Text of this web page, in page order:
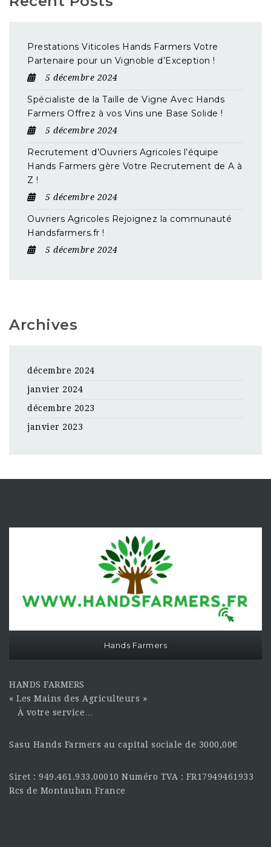
Prestations Viticoles Hands Farmers Votre
Partenaire pour un Vignoble d’Exception !
5 décembre 2024
Spécialiste de la Taille de Vigne Avec Hands
Farmers Offrez à vos Vins une Base Solide !
5 décembre 2024
Recrutement d’Ouvriers Agricoles l’équipe
Hands Farmers gère Votre Recrutement de A à
Z !
5 décembre 2024
Ouvriers Agricoles Rejoignez la communauté
Handsfarmers.fr !
5 décembre 2024
Archives
décembre 2024
janvier 2024
décembre 2023
janvier 2023
Hands Farmers
HANDS FARMERS
« Les Mains des Agriculteurs »
À votre service…
Sasu Hands Farmers au capital sociale de 3000,00€
Siret : 949.461.933.00010 Numéro TVA : FR17949461933
Rcs de Montauban France